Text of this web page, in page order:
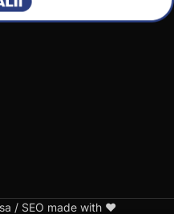
/ SEO made with ❤️